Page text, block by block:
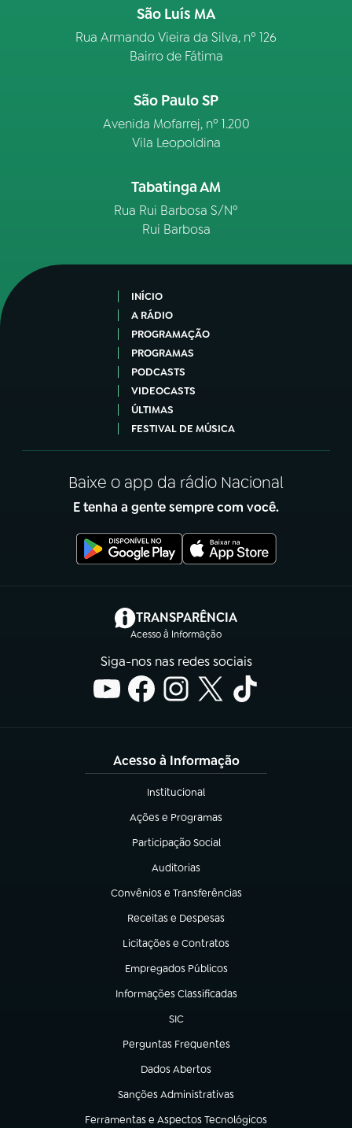
São Luís MA
Rua Armando Vieira da Silva, nº 126
Bairro de Fátima
São Paulo SP
Avenida Mofarrej, nº 1.200
Vila Leopoldina
Tabatinga AM
Rua Rui Barbosa S/Nº
Rui Barbosa
INÍCIO
A RÁDIO
PROGRAMAÇÃO
PROGRAMAS
PODCASTS
VIDEOCASTS
ÚLTIMAS
FESTIVAL DE MÚSICA
Baixe o app da rádio Nacional
E tenha a gente sempre com você.
TRANSPARÊNCIA
Acesso à Informação
(abre em nova aba)
Siga-nos nas redes sociais
Acesso à Informação
Institucional
(abre em nova aba)
Ações e Programas
(abre em nova aba)
Participação Social
(abre em nova aba)
Auditorias
(abre em nova aba)
Convênios e Transferências
(abre em nova aba)
Receitas e Despesas
(abre em nova aba)
Licitações e Contratos
(abre em nova aba)
Empregados Públicos
(abre em nova aba)
Informações Classificadas
(abre em nova aba)
SIC
(abre em nova aba)
Perguntas Frequentes
(abre em nova aba)
Dados Abertos
(abre em nova aba)
Sanções Administrativas
(abre em nova aba)
Ferramentas e Aspectos Tecnológicos
(abre em nova aba)